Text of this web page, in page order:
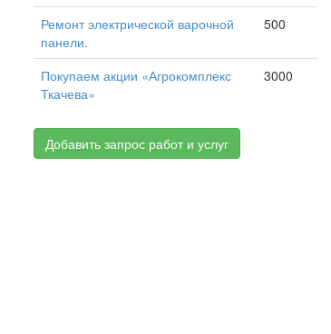
Ремонт электрической варочной
панели.
500
Покупаем акции «Агрокомплекс
Ткачева»
3000
Добавить запрос работ и услуг